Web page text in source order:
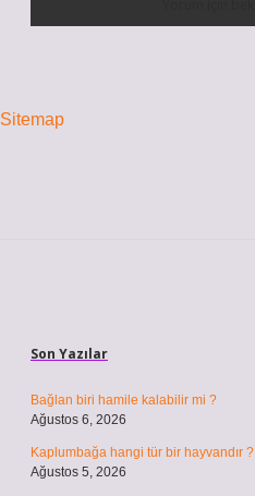
Sitemap
Son Yazılar
Bağlan biri hamile kalabilir mi ?
Ağustos 6, 2026
Kaplumbağa hangi tür bir hayvandır ?
Ağustos 5, 2026